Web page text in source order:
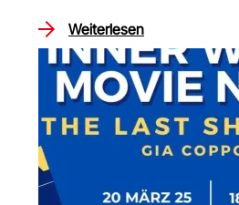
Weiterlesen